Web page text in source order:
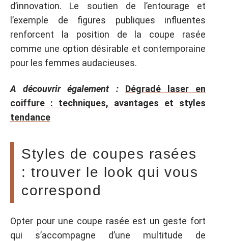
d’innovation. Le soutien de l’entourage et
l’exemple de figures publiques influentes
renforcent la position de la coupe rasée
comme une option désirable et contemporaine
pour les femmes audacieuses.
A découvrir également :
Dégradé laser en
coiffure : techniques, avantages et styles
tendance
Styles de coupes rasées
: trouver le look qui vous
correspond
Opter pour une coupe rasée est un geste fort
qui s’accompagne d’une multitude de